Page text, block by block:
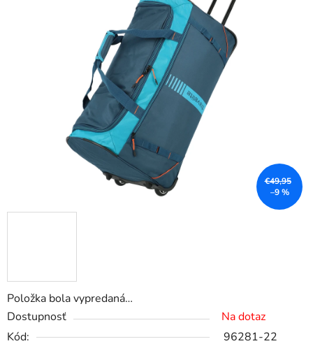
Položka bola vypredaná…
Dostupnosť
Na dotaz
Kód:
96281-22
€49,95
–9 %